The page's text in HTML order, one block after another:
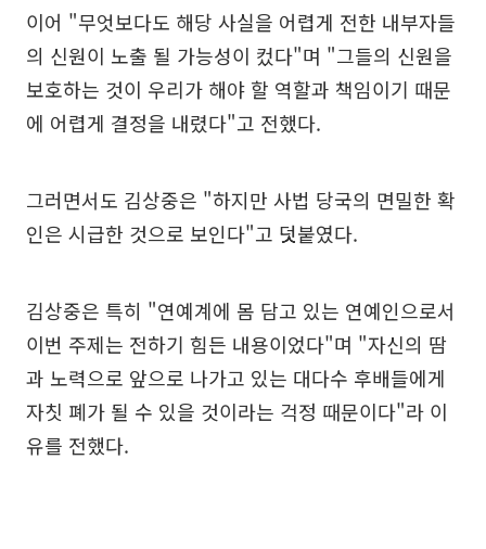
이어 "무엇보다도 해당 사실을 어렵게 전한 내부자들
의 신원이 노출 될 가능성이 컸다"며 "그들의 신원을
보호하는 것이 우리가 해야 할 역할과 책임이기 때문
에 어렵게 결정을 내렸다"고 전했다.
그러면서도 김상중은 "하지만 사법 당국의 면밀한 확
인은 시급한 것으로 보인다"고 덧붙였다.
김상중은 특히 "연예계에 몸 담고 있는 연예인으로서
이번 주제는 전하기 힘든 내용이었다"며 "자신의 땀
과 노력으로 앞으로 나가고 있는 대다수 후배들에게
자칫 폐가 될 수 있을 것이라는 걱정 때문이다"라 이
유를 전했다.